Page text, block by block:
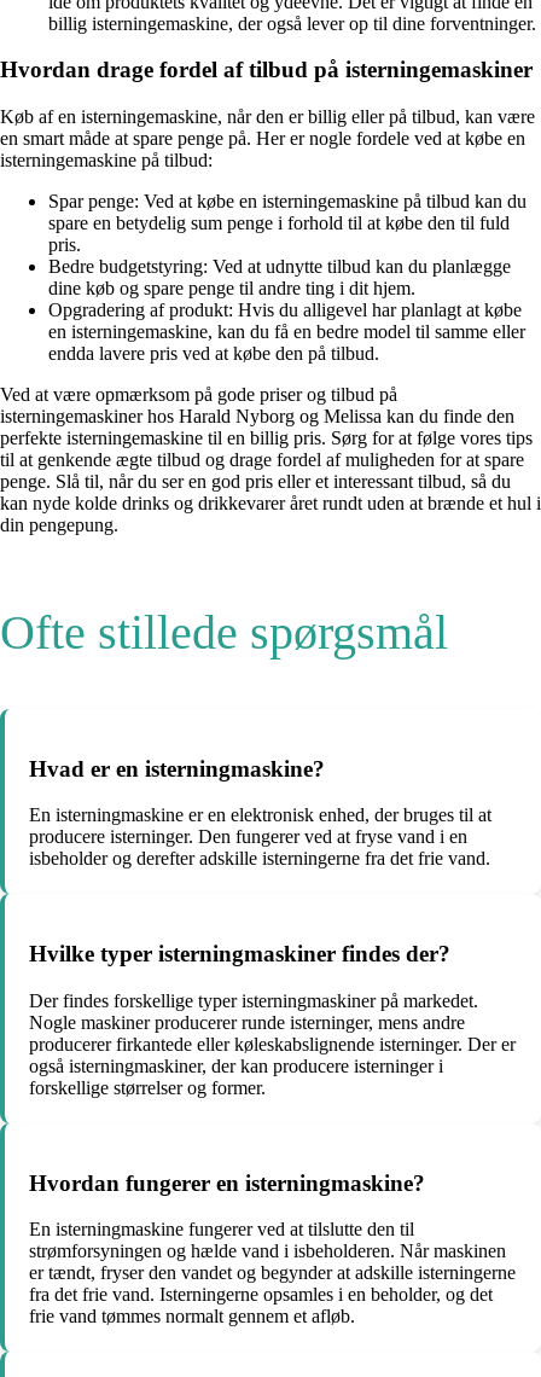
billig isterningemaskine, der også lever op til dine forventninger.
Hvordan drage fordel af tilbud på isterningemaskiner
Køb af en isterningemaskine, når den er billig eller på tilbud, kan være
en smart måde at spare penge på. Her er nogle fordele ved at købe en
isterningemaskine på tilbud:
Spar penge: Ved at købe en isterningemaskine på tilbud kan du
spare en betydelig sum penge i forhold til at købe den til fuld
pris.
Bedre budgetstyring: Ved at udnytte tilbud kan du planlægge
dine køb og spare penge til andre ting i dit hjem.
Opgradering af produkt: Hvis du alligevel har planlagt at købe
en isterningemaskine, kan du få en bedre model til samme eller
endda lavere pris ved at købe den på tilbud.
Ved at være opmærksom på gode priser og tilbud på
isterningemaskiner hos Harald Nyborg og Melissa kan du finde den
perfekte isterningemaskine til en billig pris. Sørg for at følge vores tips
til at genkende ægte tilbud og drage fordel af muligheden for at spare
penge. Slå til, når du ser en god pris eller et interessant tilbud, så du
kan nyde kolde drinks og drikkevarer året rundt uden at brænde et hul i
din pengepung.
Ofte stillede spørgsmål
Hvad er en isterningmaskine?
En isterningmaskine er en elektronisk enhed, der bruges til at
producere isterninger. Den fungerer ved at fryse vand i en
isbeholder og derefter adskille isterningerne fra det frie vand.
Hvilke typer isterningmaskiner findes der?
Der findes forskellige typer isterningmaskiner på markedet.
Nogle maskiner producerer runde isterninger, mens andre
producerer firkantede eller køleskabslignende isterninger. Der er
også isterningmaskiner, der kan producere isterninger i
forskellige størrelser og former.
Hvordan fungerer en isterningmaskine?
En isterningmaskine fungerer ved at tilslutte den til
strømforsyningen og hælde vand i isbeholderen. Når maskinen
er tændt, fryser den vandet og begynder at adskille isterningerne
fra det frie vand. Isterningerne opsamles i en beholder, og det
frie vand tømmes normalt gennem et afløb.